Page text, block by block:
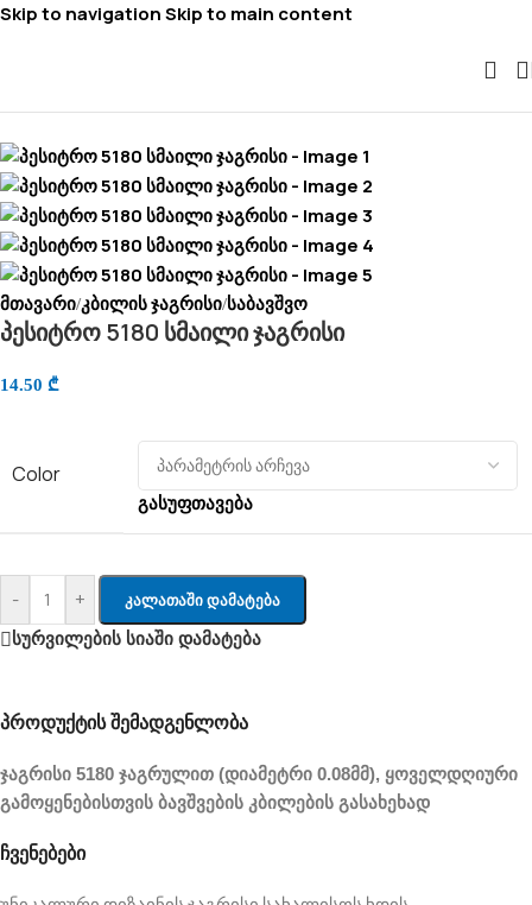
Skip to navigationSkip to main content
მთავარი/კბილის ჯაგრისი/საბავშვო
პესიტრო 5180 სმაილი ჯაგრისი
14.50 ₾
Color
გასუფთავება
- + Კალათაში Დამატება
სურვილების სიაში დამატება
პროდუქტის შემადგენლობა
ჯაგრისი 5180 ჯაგრულით (დიამეტრი 0.08მმ), ყოველდღიური
გამოყენებისთვის ბავშვების კბილების გასახეხად
ჩვენებები